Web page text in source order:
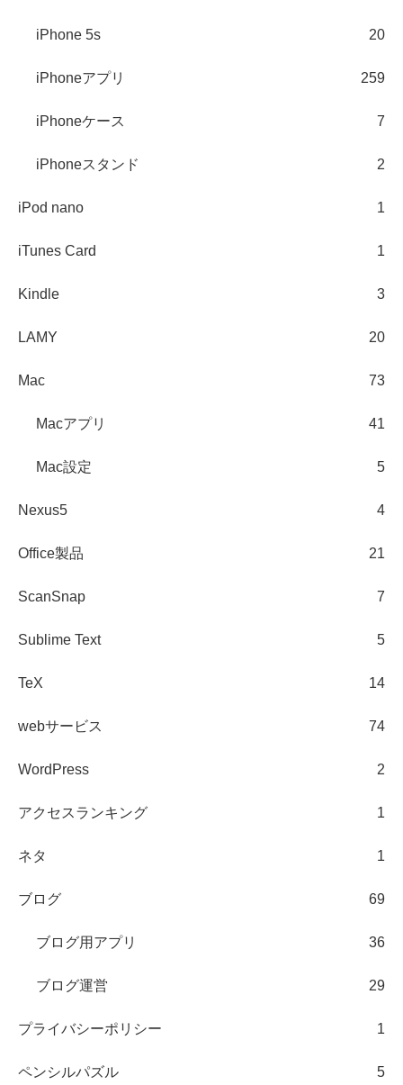
iPhone 5s 20
iPhoneアプリ 259
iPhoneケース 7
iPhoneスタンド 2
iPod nano 1
iTunes Card 1
Kindle 3
LAMY 20
Mac 73
Macアプリ 41
Mac設定 5
Nexus5 4
Office製品 21
ScanSnap 7
Sublime Text 5
TeX 14
webサービス 74
WordPress 2
アクセスランキング 1
ネタ 1
ブログ 69
ブログ用アプリ 36
ブログ運営 29
プライバシーポリシー 1
ペンシルパズル 5